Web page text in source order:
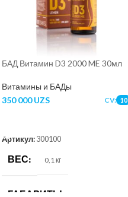
БАД Витамин D3 2000 ME 30мл
Витамины и БАДы
350 000UZS CV: 10
Артикул: 300100
ВЕС 0,1 кг